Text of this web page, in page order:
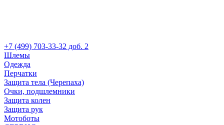
+7 (499) 703-33-32 доб. 2
Шлемы
Одежда
Перчатки
Защита тела (Черепаха)
Очки, подшлемники
Защита колен
Защита рук
Мотоботы